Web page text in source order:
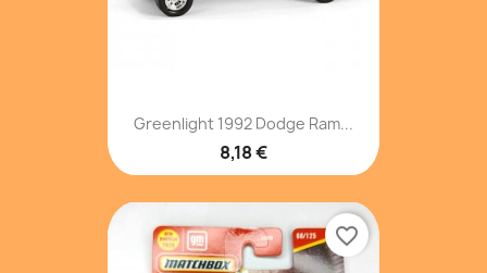
Greenlight 1992 Dodge Ram...
8,18 €
favorite_border